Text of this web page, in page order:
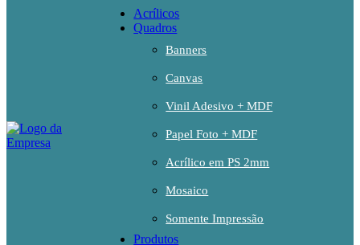
Acrílicos
Quadros
Banners
Canvas
Vinil Adesivo + MDF
Papel Foto + MDF
Acrílico em PS 2mm
Mosaico
Somente Impressão
Produtos